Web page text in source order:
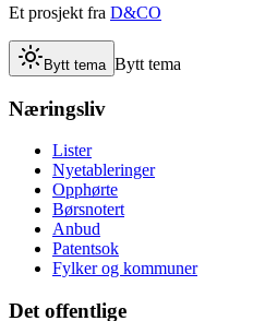
Et prosjekt fra D&CO
Bytt tema Bytt tema
Næringsliv
Lister
Nyetableringer
Opphørte
Børsnotert
Anbud
Patentsok
Fylker og kommuner
Det offentlige